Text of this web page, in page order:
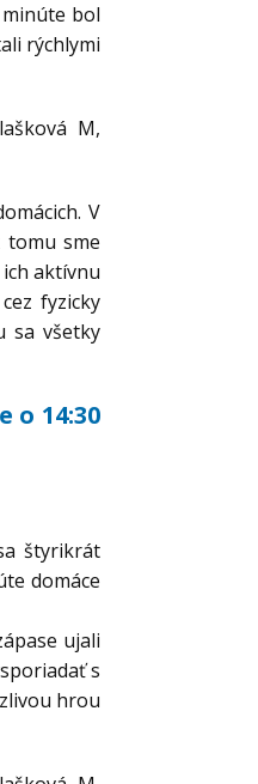
bol
rýchlymi
M,
V
tomu sme
aktívnu
fyzicky
sa všetky
o 14:30
štyrikrát
domáce
ujali
s
hrou